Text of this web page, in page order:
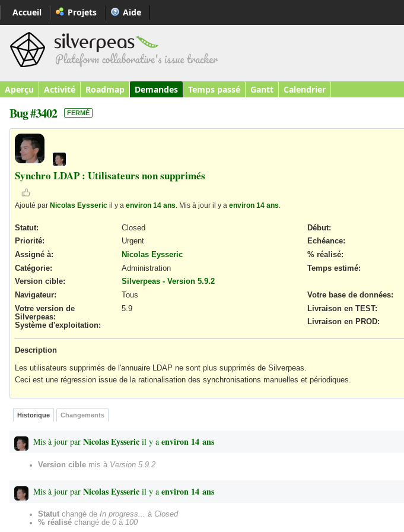
Accueil Projets Aide
Aperçu Activité Roadmap Demandes Temps passé Gantt Calendrier
Bug #3402 FERMÉ
Synchro LDAP : Utilisateurs non supprimés
Ajouté par Nicolas Eysseric il y a environ 14 ans . Mis à jour il y a environ 14 ans
Statut:
Closed
Priorité:
Urgent
Assigné à:
Nicolas Eysseric
Catégorie:
Administration
Version cible:
Silverpeas - Version 5.9.2
Début:
Echéance:
% réalisé:
Temps estimé:
Navigateur:
Tous
Votre version de
Silverpeas:
5.9
Système d'exploitation:
Votre base de données:
Livraison en TEST:
Livraison en PROD:
Description
Les utilisateurs supprimés de l'annuaire LDAP ne sont plus supprimés de Silverpeas.
Ceci est une régression issue de la rationalisation des synchronisations manuelles et périodiques.
Historique Changements
Mis à jour par Nicolas Eysseric il y a environ 14 ans
Version cible mis à Version 5.9.2
Mis à jour par Nicolas Eysseric il y a environ 14 ans
Statut changé de In progress... à Closed
% réalisé changé de 0 à 100